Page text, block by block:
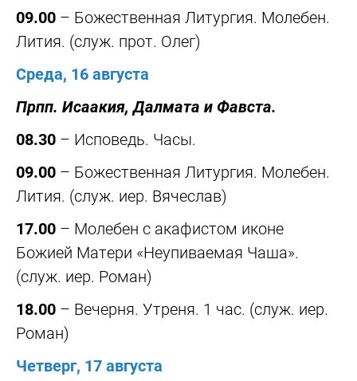
09.00 – Божественная Литургия. Молебен.
Лития. (служ. прот. Олег)
Среда, 16 августа
Прпп. Исаакия, Далмата и Фавста.
08.30 – Исповедь. Часы.
09.00 – Божественная Литургия. Молебен.
Лития. (служ. иер. Вячеслав)
17.00 – Молебен с акафистом иконе
Божией Матери «Неупиваемая Чаша».
(служ. иер. Роман)
18.00 – Вечерня. Утреня. 1 час. (служ. иер.
Роман)
Четверг, 17 августа